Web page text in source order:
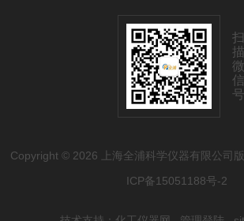
扫
描
微
信
号
Copyright © 2026 上海全浦科学仪器有限公司
ICP备15051188号-2